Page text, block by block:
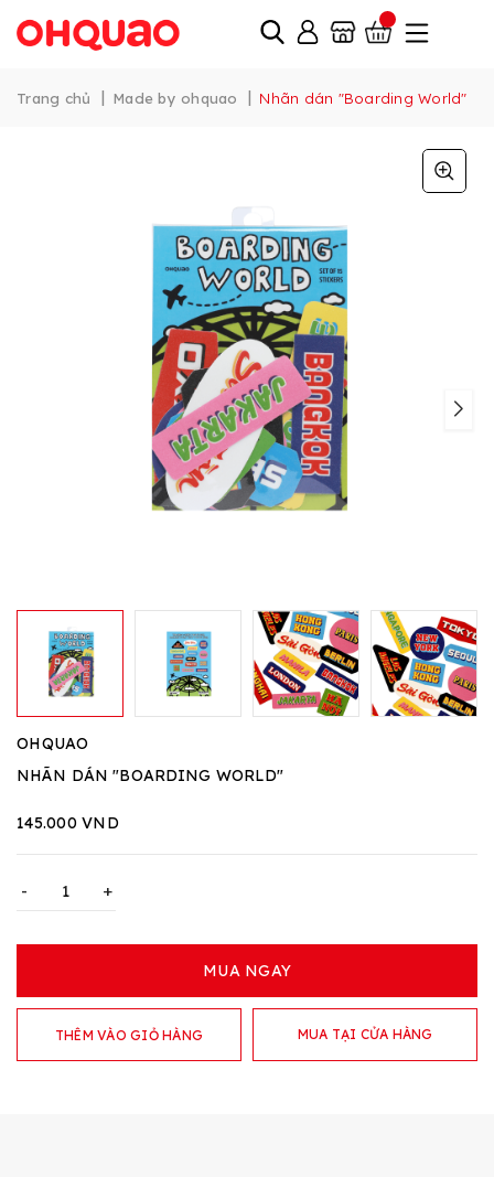
Trang chủ | Made by ohquao | Nhãn dán "Boarding World"
OHQUAO
NHÃN DÁN "BOARDING WORLD"
145.000 VND
- +
MUA NGAY
THÊM VÀO GIỎ HÀNG MUA TẠI CỬA HÀNG